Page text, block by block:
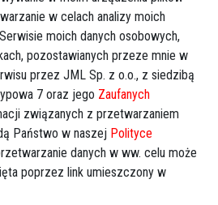
okoliczność wylosowania do
w innych wydziałach, lecz sąd
skomplikowany charakter sprawy
są oskarżeni, wyznaczenie
karnistów godziłoby "w dobro
Stąd wniosek do Sądu
sprawy innemu sądowi
w celach analizy moich
moich danych osobowych,
pozostawianych przeze mnie w
przez JML Sp. z o.o., z siedzibą
7 oraz jego Zaufanych
związanych z przetwarzaniem
Państwo w naszej Polityce
danych w ww. celu może
poprzez link umieszczony w